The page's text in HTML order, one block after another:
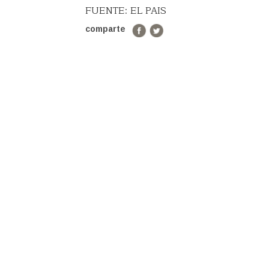
FUENTE: EL PAIS
comparte